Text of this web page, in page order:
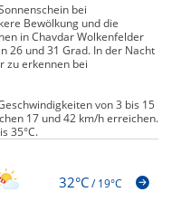
bei
Bewölkung und die
in Chavdar Wolkenfelder
26 und 31 Grad. In der Nacht
zu erkennen bei
von 3 bis 15
17 und 42 km/h erreichen.
35°C.
32°C/19°C